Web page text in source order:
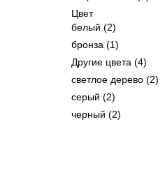
Цвет
белый (2)
бронза (1)
Другие цвета (4)
светлое дерево (2)
серый (2)
черный (2)